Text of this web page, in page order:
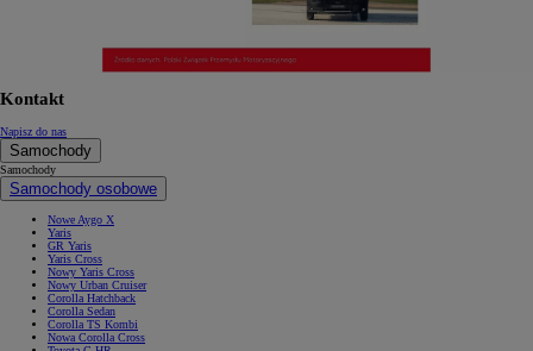
Kontakt
Napisz do nas
Samochody
Samochody
Samochody osobowe
Nowe Aygo X
Yaris
GR Yaris
Yaris Cross
Nowy Yaris Cross
Nowy Urban Cruiser
Corolla Hatchback
Corolla Sedan
Corolla TS Kombi
Nowa Corolla Cross